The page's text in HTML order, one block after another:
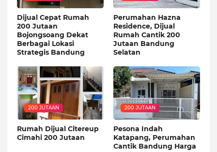
Dijual Cepat Rumah
200 Jutaan
Bojongsoang Dekat
Berbagai Lokasi
Strategis Bandung
Perumahan Hazna
Residence, Dijual
Rumah Cantik 200
Jutaan Bandung
Selatan
200 JUTAAN
Rumah Dijual Citereup
Cimahi 200 Jutaan
200 JUTAAN
Pesona Indah
Katapang, Perumahan
Cantik Bandung Harga